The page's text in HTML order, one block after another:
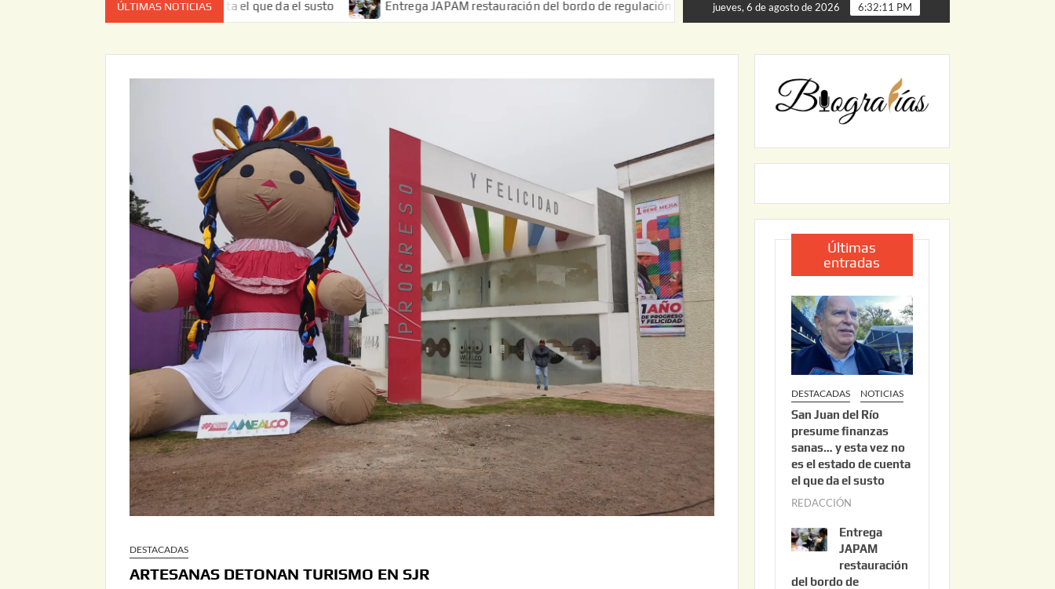
ÚLTIMAS NOTICIAS
no es el estado de cuenta el que da el susto Entrega JAPAM restauración del bordo de regulación en el Ejido de Puerta de Palmillas ARRANCA JAPAM EL PROGRAMA “AGUA
jueves, 6 de agosto de 2026 6:32:12 PM
DESTACADAS
ARTESANAS DETONAN TURISMO EN SJR
Últimas
entradas
DESTACADAS NOTICIAS
San Juan del Río
presume finanzas
sanas… y esta vez no
es el estado de cuenta
el que da el susto
REDACCIÓN
o
s
t
Entrega
JAPAM
restauración
del bordo de